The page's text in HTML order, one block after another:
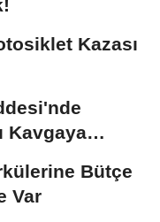
Kazası
Kavgaya
Bütçe
Var